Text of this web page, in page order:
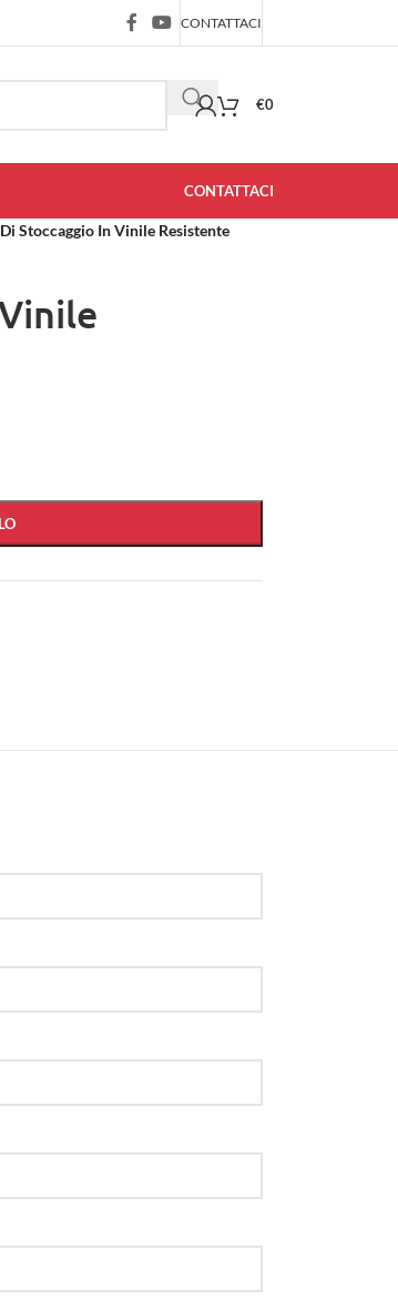
CONTATTACI
€0
CONTATTACI
Stoccaggio In Vinile Resistente